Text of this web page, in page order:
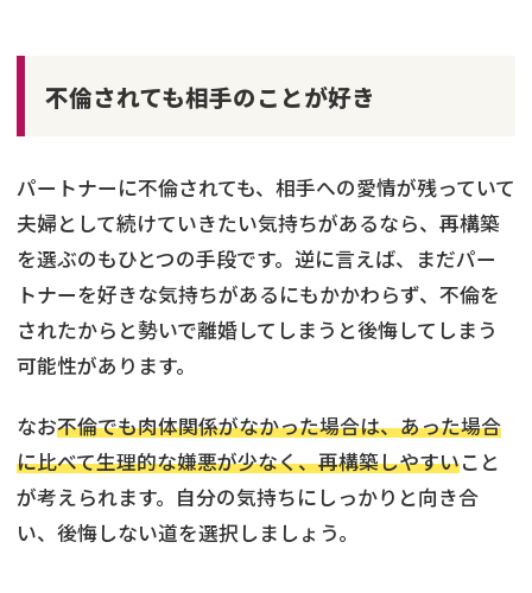
不倫されても相手のことが好き
パートナーに不倫されても、相手への愛情が残っていて
夫婦として続けていきたい気持ちがあるなら、再構築
を選ぶのもひとつの手段です。逆に言えば、まだパー
トナーを好きな気持ちがあるにもかかわらず、不倫を
されたからと勢いで離婚してしまうと後悔してしまう
可能性があります。
なお不倫でも肉体関係がなかった場合は、あった場合
に比べて生理的な嫌悪が少なく、再構築しやすいこと
が考えられます。自分の気持ちにしっかりと向き合
い、後悔しない道を選択しましょう。